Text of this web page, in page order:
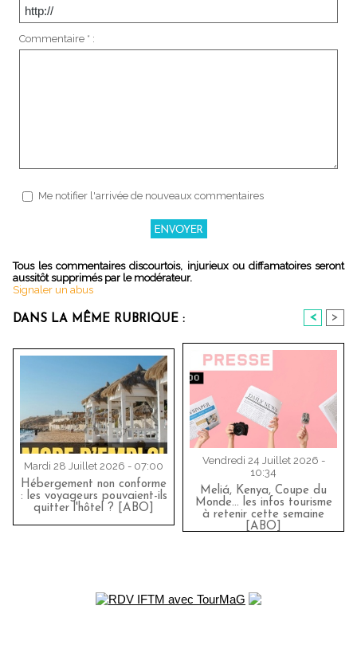
Commentaire * :
Me notifier l'arrivée de nouveaux commentaires
Tous les commentaires discourtois, injurieux ou diffamatoires seront
aussitôt supprimés par le modérateur.
Signaler un abus
DANS LA MÊME RUBRIQUE : < >
Mardi 28 Juillet 2026 - 07:00
Hébergement non conforme
: les voyageurs pouvaient-ils
quitter l'hôtel ? [ABO]
Vendredi 24 Juillet 2026 -
10:34
Meliá, Kenya, Coupe du
Monde… les infos tourisme
à retenir cette semaine
[ABO]